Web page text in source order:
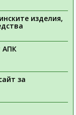
изделия,
АПК
за